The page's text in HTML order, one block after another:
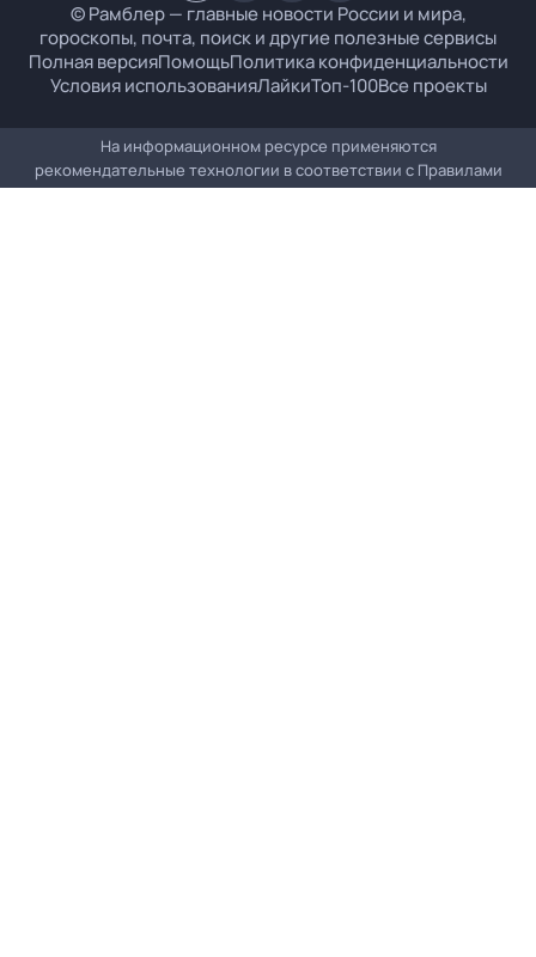
© Рамблер — главные новости России и мира,
гороскопы, почта, поиск и другие полезные сервисы
Полная версияПомощьПолитика конфиденциальности
Условия использованияЛайкиТоп-100Все проекты
На информационном ресурсе применяются
рекомендательные технологии в соответствии с Правилами